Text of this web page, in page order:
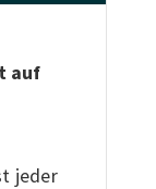
auf
jeder